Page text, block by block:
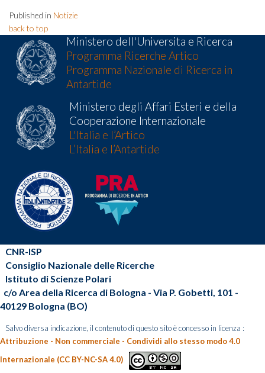
Published in Notizie
back to top
Ministero dell'Universita e Ricerca
Programma Ricerche Artico
Programma Nazionale di Ricerca in
Antartide
Ministero degli Affari Esteri e della
Cooperazione Internazionale
L'Italia e l’Artico
L’Italia e l’Antartide
CNR-ISP
Consiglio Nazionale delle Ricerche
Istituto di Scienze Polari
c/o Area della Ricerca di Bologna - Via P. Gobetti, 101 -
40129 Bologna (BO)
Salvo diversa indicazione, il contenuto di questo sito è concesso in licenza :
Attribuzione - Non commerciale - Condividi allo stesso modo 4.0
Internazionale (CC BY-NC-SA 4.0)